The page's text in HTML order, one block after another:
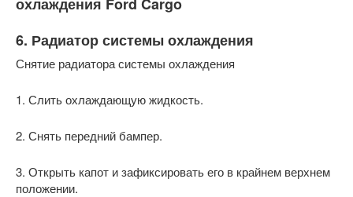
6. Радиатор системы охлаждения
Снятие радиатора системы охлаждения
1. Слить охлаждающую жидкость.
2. Снять передний бампер.
3. Открыть капот и зафиксировать его в крайнем верхнем
положении.